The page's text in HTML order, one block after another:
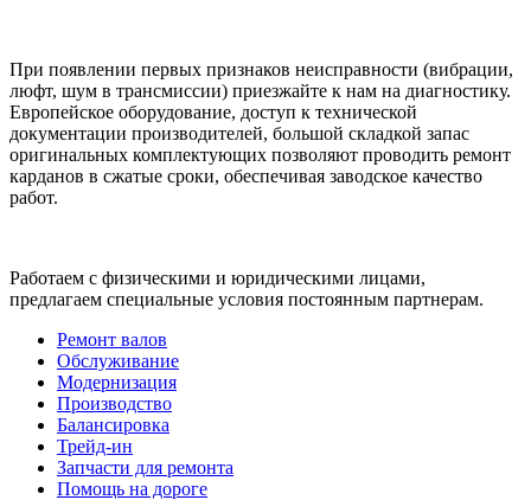
При появлении первых признаков неисправности (вибрации,
люфт, шум в трансмиссии) приезжайте к нам на диагностику.
Европейское оборудование, доступ к технической
документации производителей, большой складкой запас
оригинальных комплектующих позволяют проводить ремонт
карданов в сжатые сроки, обеспечивая заводское качество
работ.
Работаем с физическими и юридическими лицами,
предлагаем специальные условия постоянным партнерам.
Ремонт валов
Обслуживание
Модернизация
Производство
Балансировка
Трейд-ин
Запчасти для ремонта
Помощь на дороге